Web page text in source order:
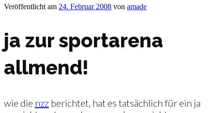
Veröffentlicht am 24. Februar 2008 von amade
ja zur sportarena
allmend!
wie die nzz berichtet, hat es tatsächlich für ein ja